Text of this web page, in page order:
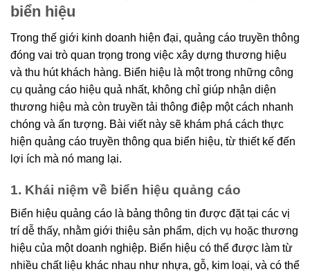
biển hiệu
Trong thế giới kinh doanh hiện đại, quảng cáo truyền thông
đóng vai trò quan trọng trong việc xây dựng thương hiệu
và thu hút khách hàng. Biển hiệu là một trong những công
cụ quảng cáo hiệu quả nhất, không chỉ giúp nhận diện
thương hiệu mà còn truyền tải thông điệp một cách nhanh
chóng và ấn tượng. Bài viết này sẽ khám phá cách thực
hiện quảng cáo truyền thông qua biển hiệu, từ thiết kế đến
lợi ích mà nó mang lại.
1. Khái niệm về biển hiệu quảng cáo
Biển hiệu quảng cáo là bảng thông tin được đặt tại các vị
trí dễ thấy, nhằm giới thiệu sản phẩm, dịch vụ hoặc thương
hiệu của một doanh nghiệp. Biển hiệu có thể được làm từ
nhiều chất liệu khác nhau như nhựa, gỗ, kim loại, và có thể